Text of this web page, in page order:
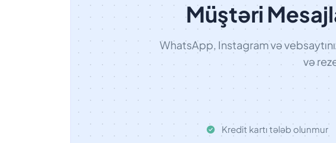
Müştəri
WhatsApp, Instagram və
və
Kredit kartı tələb olunmur